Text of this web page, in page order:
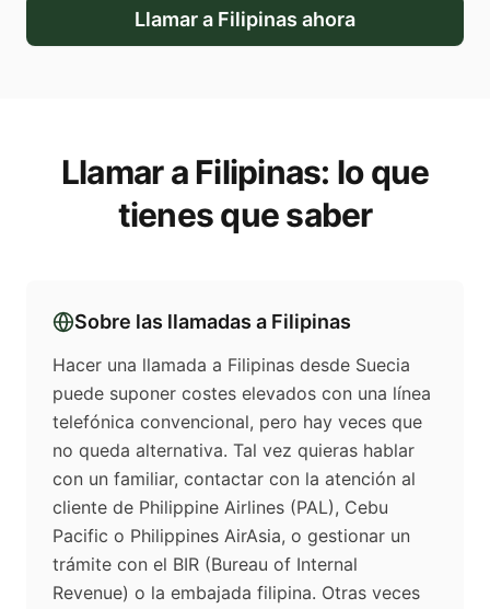
Llamar a Filipinas ahora
Llamar aFilipinas: lo que
tienes que saber
Sobre las llamadas a Filipinas
Hacer una llamada a Filipinas desde Suecia
puede suponer costes elevados con una línea
telefónica convencional, pero hay veces que
no queda alternativa. Tal vez quieras hablar
con un familiar, contactar con la atención al
cliente de Philippine Airlines (PAL), Cebu
Pacific o Philippines AirAsia, o gestionar un
trámite con el BIR (Bureau of Internal
Revenue) o la embajada filipina. Otras veces